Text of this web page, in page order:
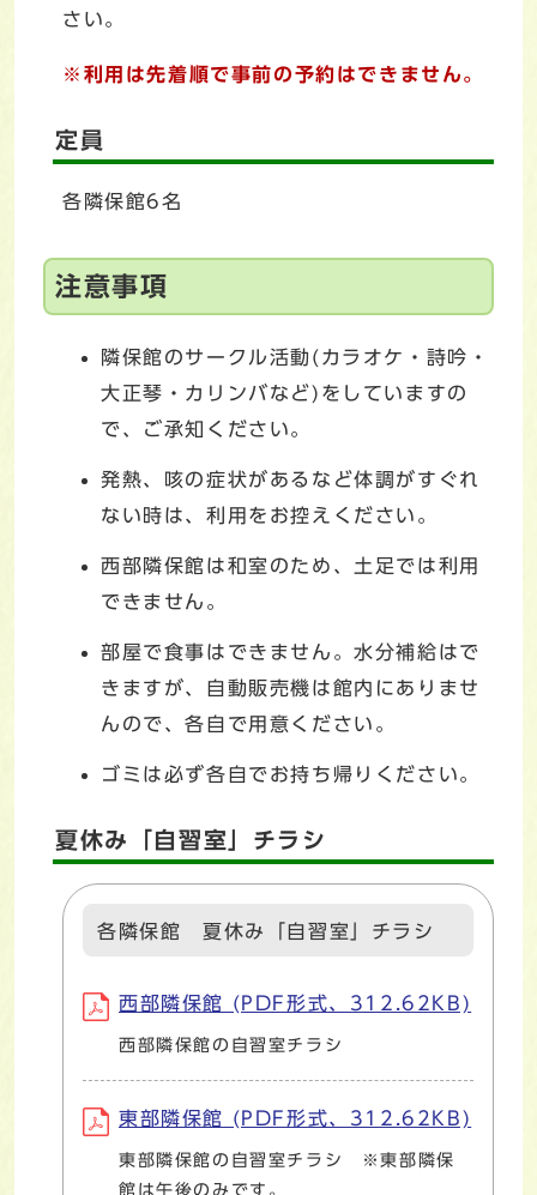
さい。
※利用は先着順で事前の予約はできません。
定員
各隣保館6名
注意事項
隣保館のサークル活動(カラオケ・詩吟・
大正琴・カリンバなど)をしていますの
で、ご承知ください。
発熱、咳の症状があるなど体調がすぐれ
ない時は、利用をお控えください。
西部隣保館は和室のため、土足では利用
できません。
部屋で食事はできません。水分補給はで
きますが、自動販売機は館内にありませ
んので、各自で用意ください。
ゴミは必ず各自でお持ち帰りください。
夏休み「自習室」チラシ
各隣保館 夏休み「自習室」チラシ
西部隣保館 (PDF形式、312.62KB)
西部隣保館の自習室チラシ
東部隣保館 (PDF形式、312.62KB)
東部隣保館の自習室チラシ ※東部隣保
館は午後のみです。